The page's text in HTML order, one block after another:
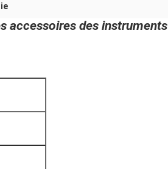
accessoires des instruments